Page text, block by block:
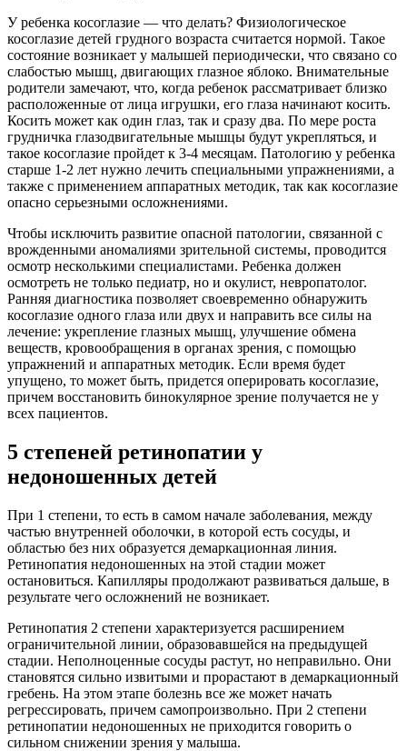
У ребенка косоглазие — что делать? Физиологическое
косоглазие детей грудного возраста считается нормой. Такое
состояние возникает у малышей периодически, что связано со
слабостью мышц, двигающих глазное яблоко. Внимательные
родители замечают, что, когда ребенок рассматривает близко
расположенные от лица игрушки, его глаза начинают косить.
Косить может как один глаз, так и сразу два. По мере роста
грудничка глазодвигательные мышцы будут укрепляться, и
такое косоглазие пройдет к 3-4 месяцам. Патологию у ребенка
старше 1-2 лет нужно лечить специальными упражнениями, а
также с применением аппаратных методик, так как косоглазие
опасно серьезными осложнениями.
Чтобы исключить развитие опасной патологии, связанной с
врожденными аномалиями зрительной системы, проводится
осмотр несколькими специалистами. Ребенка должен
осмотреть не только педиатр, но и окулист, невропатолог.
Ранняя диагностика позволяет своевременно обнаружить
косоглазие одного глаза или двух и направить все силы на
лечение: укрепление глазных мышц, улучшение обмена
веществ, кровообращения в органах зрения, с помощью
упражнений и аппаратных методик. Если время будет
упущено, то может быть, придется оперировать косоглазие,
причем восстановить бинокулярное зрение получается не у
всех пациентов.
5 степеней ретинопатии у
недоношенных детей
При 1 степени, то есть в самом начале заболевания, между
частью внутренней оболочки, в которой есть сосуды, и
областью без них образуется демаркационная линия.
Ретинопатия недоношенных на этой стадии может
остановиться. Капилляры продолжают развиваться дальше, в
результате чего осложнений не возникает.
Ретинопатия 2 степени характеризуется расширением
ограничительной линии, образовавшейся на предыдущей
стадии. Неполноценные сосуды растут, но неправильно. Они
становятся сильно извитыми и прорастают в демаркационный
гребень. На этом этапе болезнь все же может начать
регрессировать, причем самопроизвольно. При 2 степени
ретинопатии недоношенных не приходится говорить о
сильном снижении зрения у малыша.